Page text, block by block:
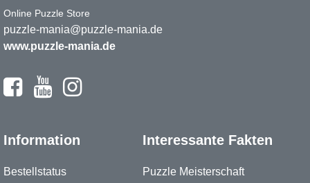
Online Puzzle Store
puzzle-mania@puzzle-mania.de
www.puzzle-mania.de
Information
Bestellstatus
Interessante Fakten
Puzzle Meisterschaft